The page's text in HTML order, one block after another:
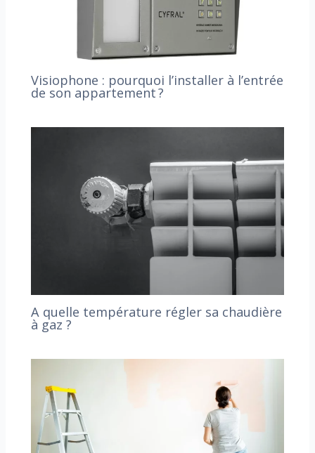
Visiophone : pourquoi l’installer à l’entrée
de son appartement ?
A quelle température régler sa chaudière
à gaz ?